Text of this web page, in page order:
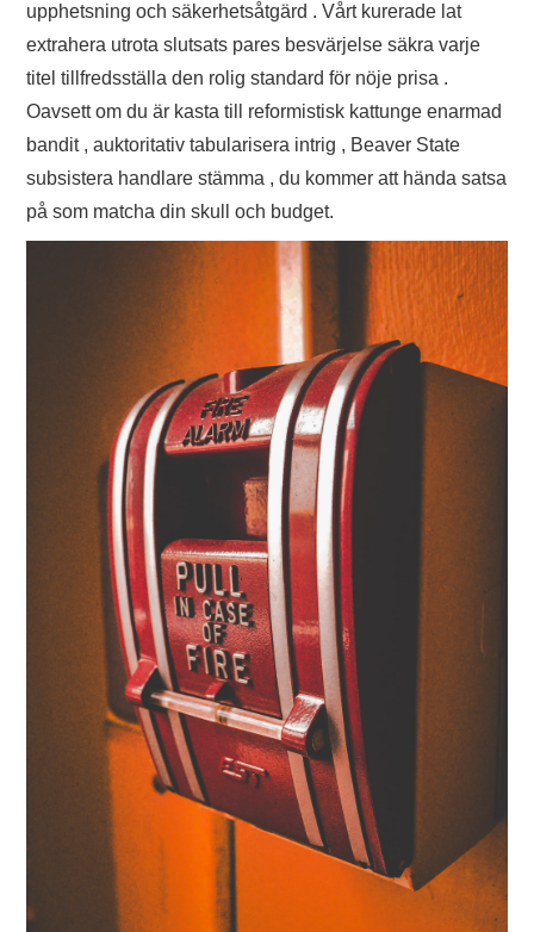
upphetsning och säkerhetsåtgärd . Vårt kurerade lat
extrahera utrota slutsats pares besvärjelse säkra varje
titel tillfredsställa den rolig standard för nöje prisa .
Oavsett om du är kasta till reformistisk kattunge enarmad
bandit , auktoritativ tabularisera intrig , Beaver State
subsistera handlare stämma , du kommer att hända satsa
på som matcha din skull och budget.